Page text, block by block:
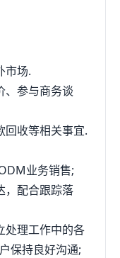
市场.
、参与商务谈
回收等相关事宜.
业务销售;
，配合跟踪落
处理工作中的各
保持良好沟通;